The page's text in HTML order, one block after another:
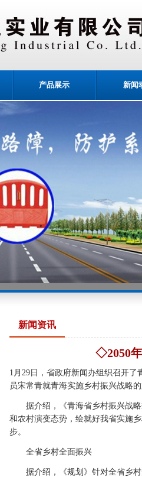
产品展示 新闻
新闻资讯
◇2050
1月29日，省政府新闻办组织召开了
员宋常青就青海实施乡村振兴战略
据介绍，《青海省乡村振兴战略
和农村演变态势，绘就好我省实施
步。
全省乡村全面振兴
据介绍，《规划》针对全省乡村